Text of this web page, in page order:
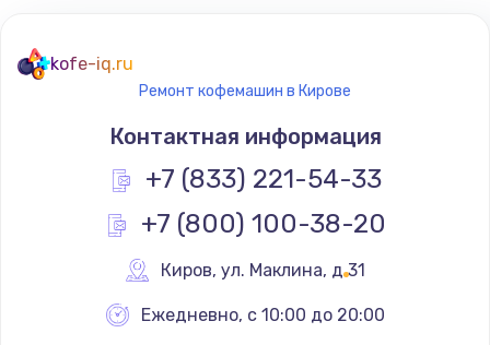
kofe-iq.ru
Ремонт кофемашин в Кирове
Контактная информация
+7 (833) 221-54-33
+7 (800) 100-38-20
Киров, ул. Маклина, д.31
Ежедневно, с 10:00 до 20:00